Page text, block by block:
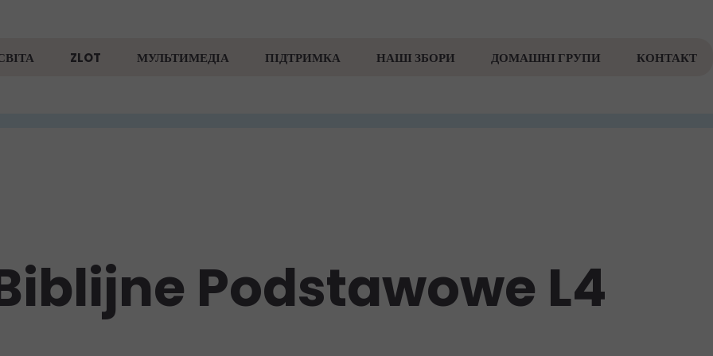
ZLOT МУЛЬТИМЕДІА ПІДТРИМКА НАШІ ЗБОРИ ДОМАШНІ ГРУПИ КОНТАКТ
Podstawowe L4